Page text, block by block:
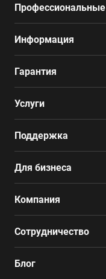
Профессиональные
Информация
Гарантия
Услуги
Поддержка
Для бизнеса
Компания
Сотрудничество
Блог